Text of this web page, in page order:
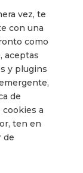
vez, te
con una
como
aceptas
y plugins
de
cookies a
ten en
de